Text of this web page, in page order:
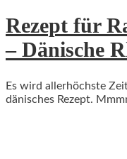
Rezept für
– Dänische
Es wird allerhöchste
dänisches Rezept.